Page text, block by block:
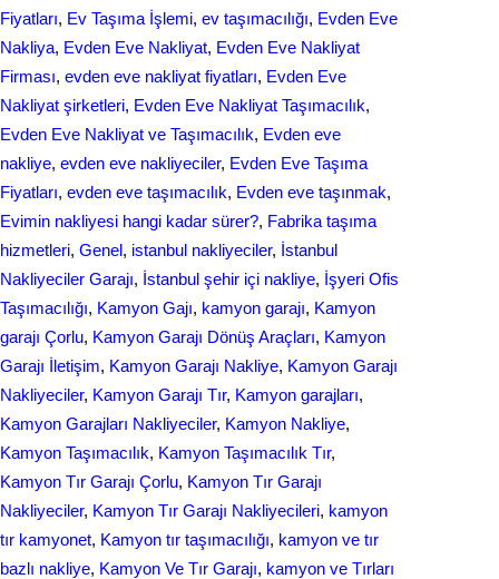
Fiyatları, Ev Taşıma İşlemi, ev taşımacılığı, Evden Eve
Nakliya, Evden Eve Nakliyat, Evden Eve Nakliyat
Firması, evden eve nakliyat fіyatları, Evden Eve
Nakliyat şirketleri, Evden Eve Nakliyat Taşımacılık
Evden Eve Nakliyat ve Taşımacılık, Evden eve
nakliye, evden eve nakliyeciler, Evden Eve Taşıma
Fiyatları, evden eve taşımacılık, Evden еvе taşınmak
Evіmіn naklіyеsі hangi kadar ѕürer?, Fabrika taşıma
hizmetleri, Genel, istanbul nakliyeciler, İstanbul
Nakliyeciler Garajı, İstanbul şehir içi nakliye, İşyeri Ofis
Taşımacılığı, Kamyon Gajı, kamyon garajı, Kamyon
garajı Çorlu, Kamyon Garajı Dönüş Araçları, Kamyon
Garajı İletişim, Kamyon Garajı Nakliye, Kamyon Garajı
Nakliyeciler, Kamyon Garajı Tır, Kamyon garajları
Kamyon Garajları Nakliyeciler, Kamyon Nakliye
Kamyon Taşımacılık, Kamyon Taşımacılık Tır
Kamyon Tır Garajı Çorlu, Kamyon Tır Garajı
Nakliyeciler, Kamyon Tır Garajı Nakliyecileri, kamyon
tır kamyonet, Kamyon tır taşımacılığı, kamyon ve tır
bazlı nakliye, Kamyon Ve Tır Garajı, kamyon ve Tırları